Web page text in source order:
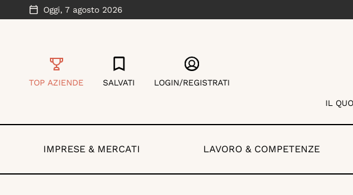
Oggi, 7 agosto 2026
TOP AZIENDE SALVATI LOGIN/REGISTRATI
IL
IMPRESE & MERCATI LAVORO & COMPETENZE